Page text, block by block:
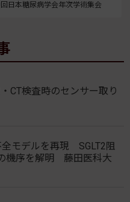
日本糖尿病学会年次学術集会
CT検査時のセンサー取り
モデルを再現 SGLT2阻
機序を解明 藤田医科大